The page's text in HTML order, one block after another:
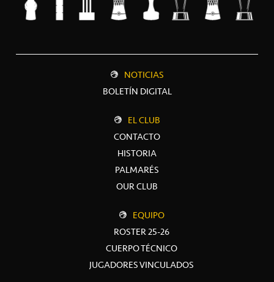
NOTICIAS
BOLETÍN DIGITAL
EL CLUB
CONTACTO
HISTORIA
PALMARÉS
OUR CLUB
EQUIPO
ROSTER 25-26
CUERPO TÉCNICO
JUGADORES VINCULADOS